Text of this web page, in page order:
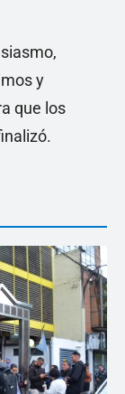
y
que los